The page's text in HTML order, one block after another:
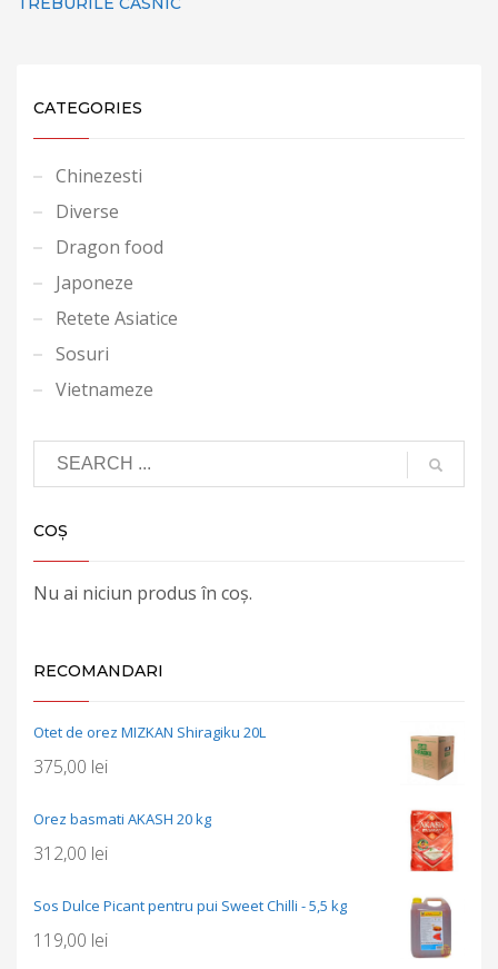
CATEGORIES
Chinezesti
Diverse
Dragon food
Japoneze
Retete Asiatice
Sosuri
Vietnameze
COȘ
Nu ai niciun produs în coș.
RECOMANDARI
Otet de orez MIZKAN Shiragiku 20L
375,00 lei
Orez basmati AKASH 20 kg
312,00 lei
Sos Dulce Picant pentru pui Sweet Chilli - 5,5 kg
119,00 lei